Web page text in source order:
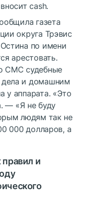
cash.
газета
округа Трэвис
по имени
арестовать.
СМС судебные
и домашним
у аппарата. «Это
— «Я не буду
людям так не
000 долларов, а
правил и